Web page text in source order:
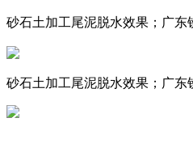
砂石土加工尾泥脱水效果；广东
砂石土加工尾泥脱水效果；广东